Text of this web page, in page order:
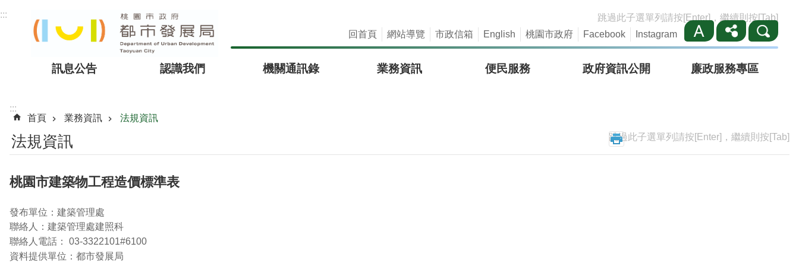
跳到主要內容區塊
:::
跳過此子選單列請按[Enter]，繼續則按[Tab]
回首頁
網站導覽 市政信箱 English 桃園市政府 Facebook Instagram
訊息公告 認識我們 機關通訊錄 業務資訊 便民服務 政府資訊公開 廉政服務專區
:::
首頁
業務資訊 法規資訊
法規資訊 跳過此子選單列請按[Enter]，繼續則按[Tab]
桃園市建築物工程造價標準表
發布單位：建築管理處
聯絡人：建築管理處建照科
聯絡人電話： 03-3322101#6100
資料提供單位：都市發展局